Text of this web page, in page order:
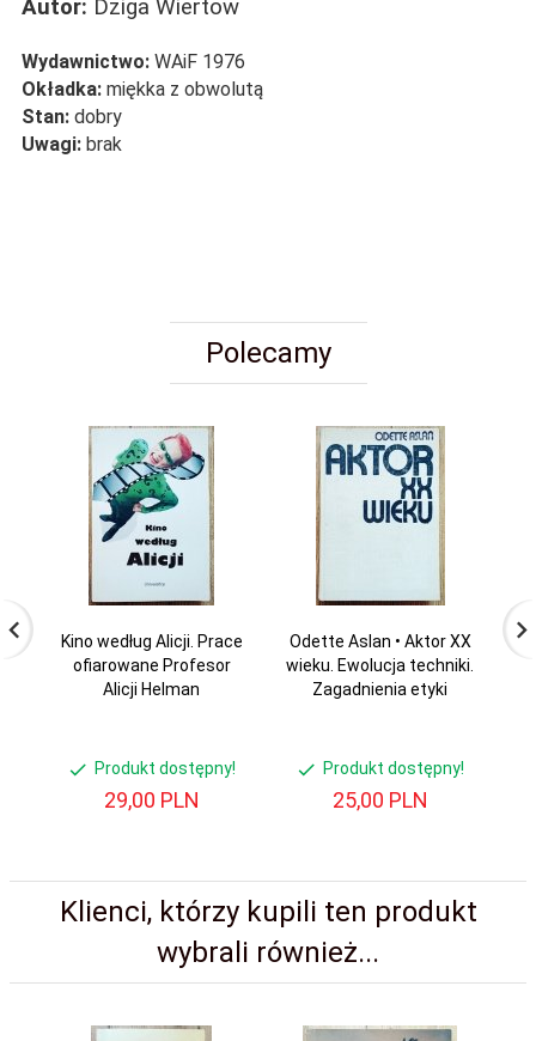
Autor: Dziga Wiertow
Wydawnictwo: WAiF 1976
Okładka: miękka z obwolutą
Stan: dobry
Uwagi: brak
Polecamy
Kino według Alicji. Prace
ofiarowane Profesor
Alicji Helman
Produkt dostępny!
29,00 PLN
Odette Aslan • Aktor XX
wieku. Ewolucja techniki.
Zagadnienia etyki
Produkt dostępny!
25,00 PLN
Klienci, którzy kupili ten produkt
wybrali również...